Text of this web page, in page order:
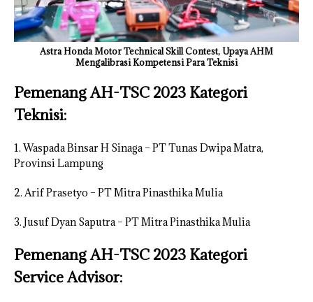
Astra Honda Motor Technical Skill Contest, Upaya AHM
Mengalibrasi Kompetensi Para Teknisi
Pemenang AH-TSC 2023 Kategori
Teknisi:
1. Waspada Binsar H Sinaga – PT Tunas Dwipa Matra,
Provinsi Lampung
2. Arif Prasetyo – PT Mitra Pinasthika Mulia
3. Jusuf Dyan Saputra – PT Mitra Pinasthika Mulia
Pemenang AH-TSC 2023 Kategori
Service Advisor: